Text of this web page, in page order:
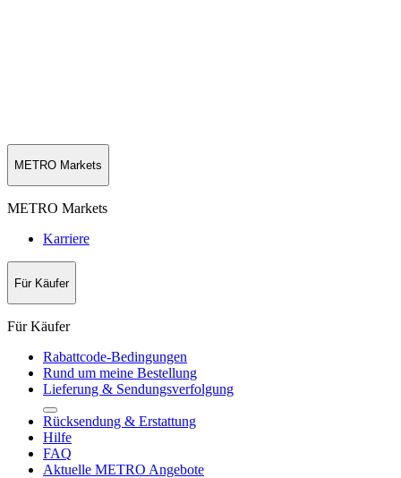
METRO Markets
METRO Markets
Karriere
Für Käufer
Für Käufer
Rabattcode-Bedingungen
Rund um meine Bestellung
Lieferung & Sendungsverfolgung
Rücksendung & Erstattung
Hilfe
FAQ
Aktuelle METRO Angebote